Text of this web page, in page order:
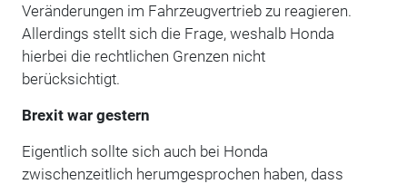
Veränderungen im Fahrzeugvertrieb zu reagieren.
Allerdings stellt sich die Frage, weshalb Honda
hierbei die rechtlichen Grenzen nicht
berücksichtigt.
Brexit war gestern
Eigentlich sollte sich auch bei Honda
zwischenzeitlich herumgesprochen haben, dass